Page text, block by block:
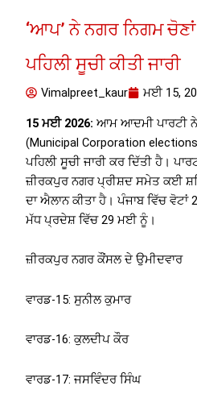
‘ਆਪ’ ਨੇ ਨਗਰ ਨਿਗਮ
ਪਹਿਲੀ ਸੂਚੀ ਕੀਤੀ ਜਾਰੀ
Vimalpreet_kaur ਮਈ 15,
15 ਮਈ 2026: ਆਮ ਆਦਮੀ ਪਾਰਟੀ ਨੇ
(Municipal Corporation
ਪਹਿਲੀ ਸੂਚੀ ਜਾਰੀ ਕਰ ਦਿੱਤੀ ਹੈ।
ਜ਼ੀਰਕਪੁਰ ਨਗਰ ਪ੍ਰੀਸ਼ਦ ਸਮੇਤ ਕਈ
ਦਾ ਐਲਾਨ ਕੀਤਾ ਹੈ। ਪੰਜਾਬ ਵਿੱਚ
ਮੱਧ ਪ੍ਰਦੇਸ਼ ਵਿੱਚ 29 ਮਈ ਨੂੰ।
ਜ਼ੀਰਕਪੁਰ ਨਗਰ ਕੌਂਸਲ ਦੇ ਉਮੀਦਵਾਰ
ਵਾਰਡ-15: ਸੁਨੀਲ ਕੁਮਾਰ
ਵਾਰਡ-16: ਕੁਲਦੀਪ ਕੌਰ
ਵਾਰਡ-17: ਜਸਵਿੰਦਰ ਸਿੰਘ